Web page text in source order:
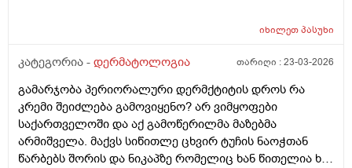
შეიძლება რომ უფრო გამიღიზიანდეს? და ამიხილეთპასუხი
კატეგორია - დერმატოლოგია თარიღი :23-03-2026
გამარჯობა პერიორალური დერმქტიტის დროს რა
კრემი შეიძლება გამოვიყენო? არ ვიმყოფები
საქართველოში და აქ გამოწერილმა მაზებმა
არმიშველა. მაქვს სიწითლე ცხვირ ტუჩის ნაოჭთან
წარბებს შორის და ნიკაპზე რომელიც ხან წითელია ხან